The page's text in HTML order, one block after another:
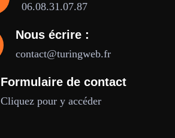
06.08.31.07.87
Nous écrire :
contact@turingweb.fr
Formulaire de contact
Cliquez pour y accéder